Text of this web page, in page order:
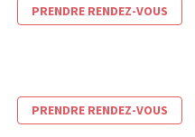
PRENDRE RENDEZ-VOUS
PRENDRE RENDEZ-VOUS